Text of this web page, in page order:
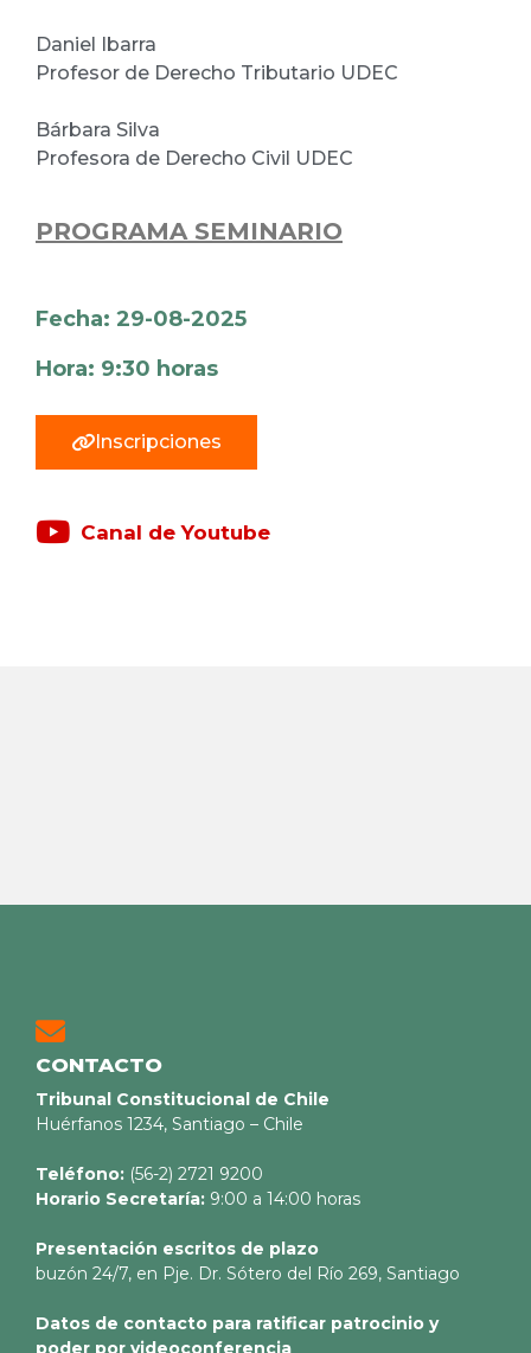
Daniel Ibarra
Profesor de Derecho Tributario UDEC
Bárbara Silva
Profesora de Derecho Civil UDEC
PROGRAMA SEMINARIO
Fecha: 29-08-2025
Hora: 9:30 horas
Inscripciones
Canal de Youtube
CONTACTO
Tribunal Constitucional de Chile
Huérfanos 1234, Santiago – Chile
Teléfono: (56-2) 2721 9200
Horario Secretaría: 9:00 a 14:00 horas
Presentación escritos de plazo
buzón 24/7, en Pje. Dr. Sótero del Río 269, Santiago
Datos de contacto para ratificar patrocinio y
poder por videoconferencia